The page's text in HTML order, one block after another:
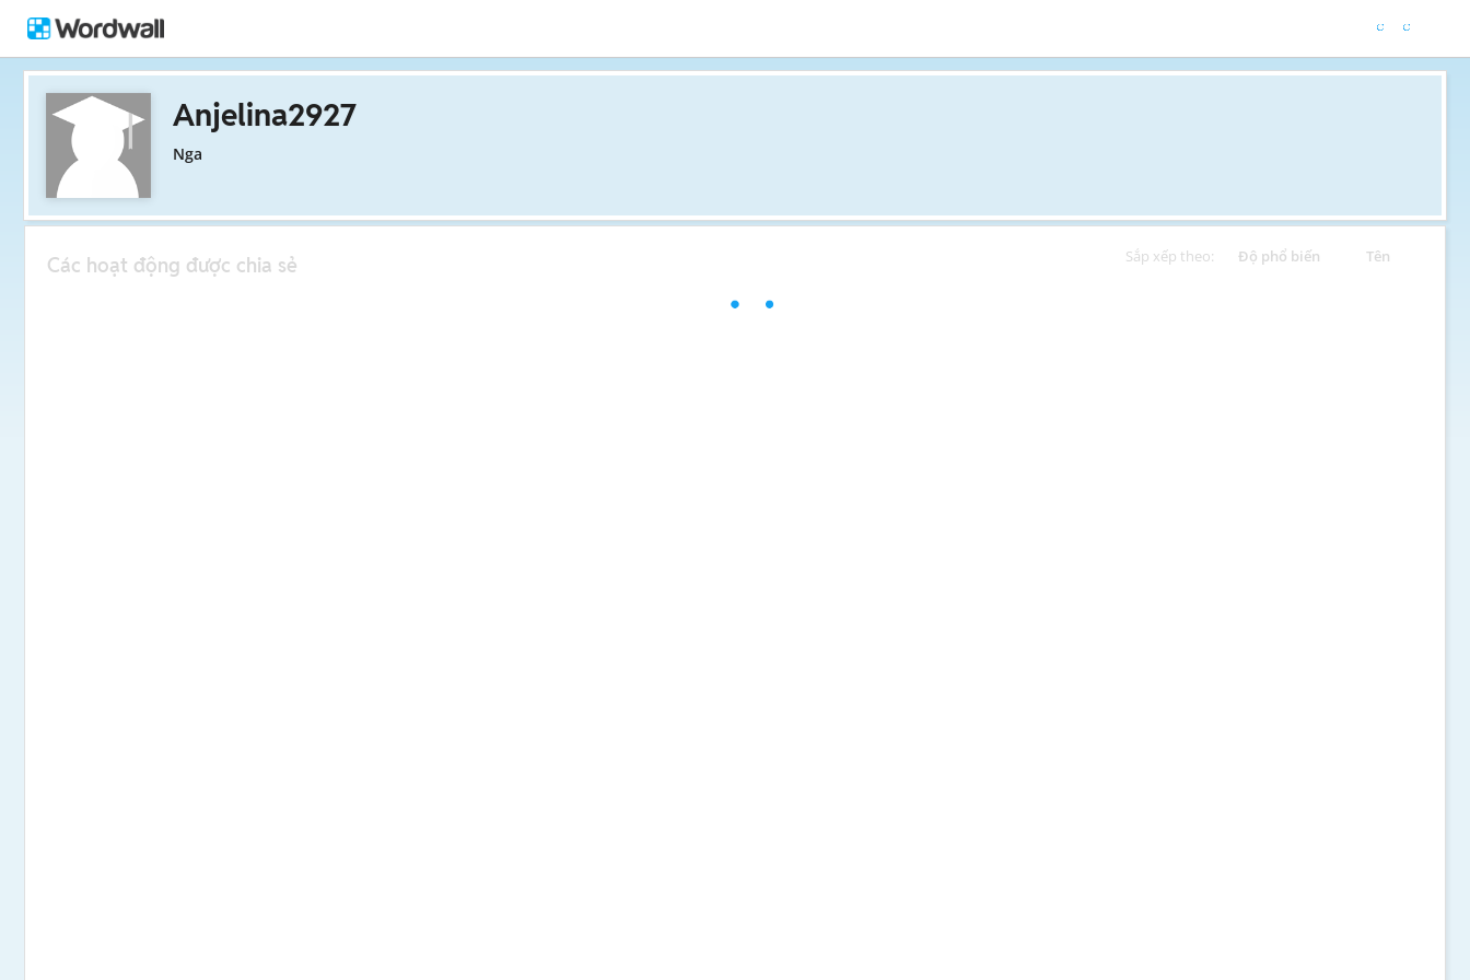
Anjelina2927
Nga
Sắp xếp theo: Độ phổ biến Tên
Các hoạt động được chia sẻ